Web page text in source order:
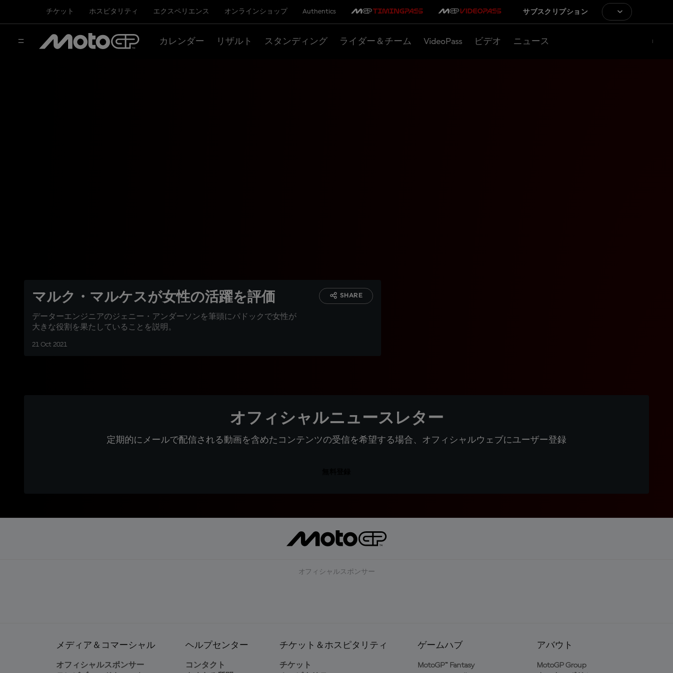
チケット ホスピタリティ エクスペリエンス オンラインショップ Authentics サブスクリプション
カレンダー リザルト スタンディング ライダー＆チーム VideoPass ビデオ ニュース
マルク・マルケスが女性の活躍を評価
データーエンジニアのジェニー・アンダーソンを筆頭にパドックで女性が
大きな役割を果たしていることを説明。
21 Oct 2021
SHARE
オフィシャルニュースレター
定期的にメールで配信される動画を含めたコンテンツの受信を希望する場合、オフィシャルウェブにユーザー登録
オフィシャルスポンサー
メディア＆コマーシャル
オフィシャルスポンサー
ヘルプセンター
コンタクト
チケット＆ホスピタリティ
チケット
ゲームハブ
MotoGP™ Fantasy
アバウト
MotoGP Group